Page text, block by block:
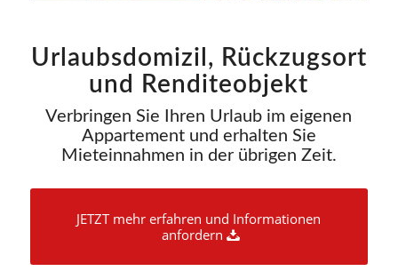
Urlaubsdomizil, Rückzugsort
und Renditeobjekt
Verbringen Sie Ihren Urlaub im eigenen
Appartement und erhalten Sie
Mieteinnahmen in der übrigen Zeit.
JETZT mehr erfahren und Informationen
anfordern